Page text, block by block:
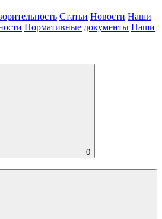
Статьи Новости Наши
Нормативные документы Наши
0